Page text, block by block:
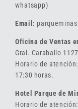
whatsapp)
Email:
Oficina de Ventas
Gral. Caraballo 1127
Horario de
17:30 horas.
Hotel Parque de
Horario de